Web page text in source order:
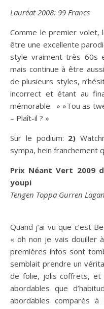
Lauréat 2008: 99 Francs
Comme le premier volet,
être une excellente
style vraiment très 60s
mais continue à être
de plusieurs styles,
incorrect et étant au
mémorable. » »Tou as
– Plaît-il ? »
Sur le podium: 2)
sympa, hein franchement
Prix Néant Vert 2009
youpi
Tengen Toppa Gurren
Quand j’ai vu que c’est
« oh non je vais douiller
premières infos sont
semblait prendre un
de folie, jolis coffrets, et
abordables que
abordables comparés